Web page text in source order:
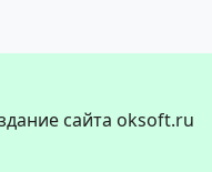
сайта oksoft.ru